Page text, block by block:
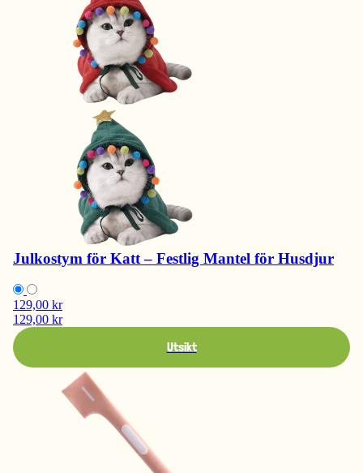
Julkostym för Katt – Festlig Mantel för Husdjur
129,00 kr
129,00 kr
Utsikt